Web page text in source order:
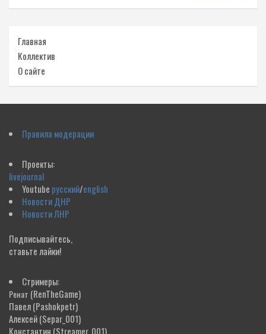
Главная
Коллектив
О сайте
Правила модерации
Проекты:
livejournal
Youtube русский/english
Новости ДНР
Новости ЛНР
Подписывайтесь,
ставьте лайки!
Стримеры:
Ренат (RenTheGame)
Павел(Pashokpetr)
Алексей(Separ_001)
Константин (Streamer_001)